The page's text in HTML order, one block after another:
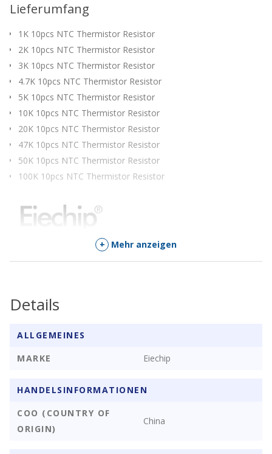
Lieferumfang
1K 10pcs NTC Thermistor Resistor
2K 10pcs NTC Thermistor Resistor
3K 10pcs NTC Thermistor Resistor
4.7K 10pcs NTC Thermistor Resistor
5K 10pcs NTC Thermistor Resistor
10K 10pcs NTC Thermistor Resistor
20K 10pcs NTC Thermistor Resistor
47K 10pcs NTC Thermistor Resistor
50K 10pcs NTC Thermistor Resistor
100K 10pcs NTC Thermistor Resistor
+ Mehr anzeigen
Details
ALLGEMEINES
MARKE
Eiechip
HANDELSINFORMATIONEN
COO (COUNTRY OF
ORIGIN)
China